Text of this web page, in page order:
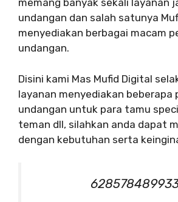
memang banyak sekali layanan
undangan dan salah satunya
menyediakan berbagai macam
undangan.
Disini kami Mas Mufid Digital
layanan menyediakan beberapa
undangan untuk para tamu
teman dll, silahkan anda dapat
dengan kebutuhan serta